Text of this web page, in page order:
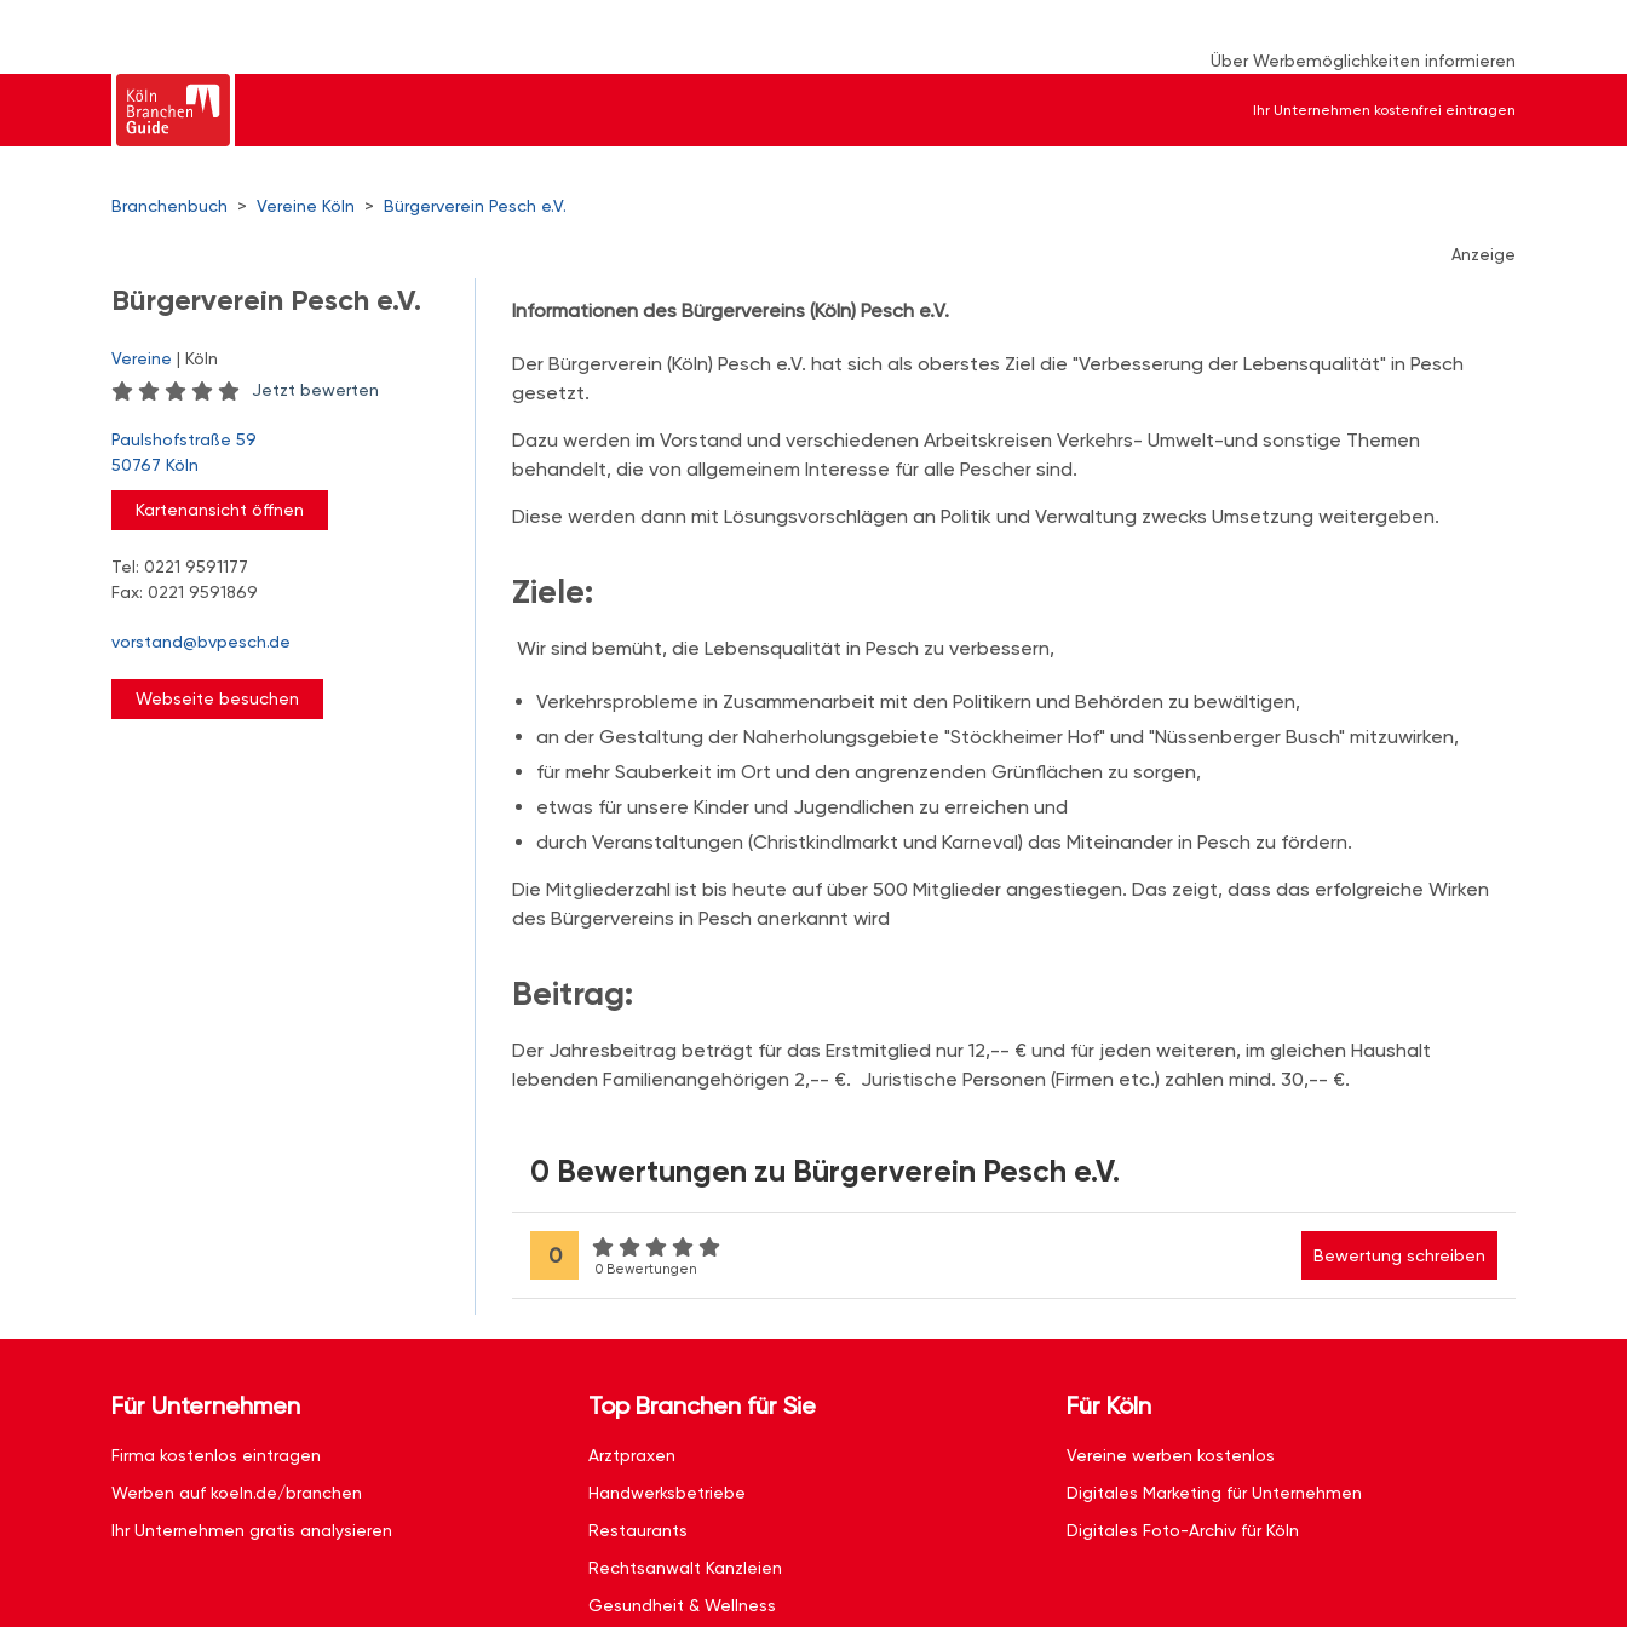
Über Werbemöglichkeiten informieren
Ihr Unternehmen kostenfrei eintragen
Branchenbuch > Vereine Köln > Bürgerverein Pesch e.V.
Anzeige
Bürgerverein Pesch e.V.
Vereine | Köln
Jetzt bewerten
Paulshofstraße 59
50767 Köln
Kartenansicht öffnen
Tel: 0221 9591177
Fax: 0221 9591869
vorstand@bvpesch.de
Webseite besuchen
Informationen des Bürgervereins (Köln) Pesch e.V.
Der Bürgerverein (Köln) Pesch e.V. hat sich als oberstes Ziel die "Verbesserung der Lebensqualität" in Pesch
gesetzt.
Dazu werden im Vorstand und verschiedenen Arbeitskreisen Verkehrs- Umwelt-und sonstige Themen
behandelt, die von allgemeinem Interesse für alle Pescher sind.
Diese werden dann mit Lösungsvorschlägen an Politik und Verwaltung zwecks Umsetzung weitergeben.
Ziele:
Wir sind bemüht, die Lebensqualität in Pesch zu verbessern,
Verkehrsprobleme in Zusammenarbeit mit den Politikern und Behörden zu bewältigen,
an der Gestaltung der Naherholungsgebiete "Stöckheimer Hof" und "Nüssenberger Busch" mitzuwirken,
für mehr Sauberkeit im Ort und den angrenzenden Grünflächen zu sorgen,
etwas für unsere Kinder und Jugendlichen zu erreichen und
durch Veranstaltungen (Christkindlmarkt und Karneval) das Miteinander in Pesch zu fördern.
Die Mitgliederzahl ist bis heute auf über 500 Mitglieder angestiegen. Das zeigt, dass das erfolgreiche Wirken
des Bürgervereins in Pesch anerkannt wird
Beitrag:
Der Jahresbeitrag beträgt für das Erstmitglied nur 12,-- € und für jeden weiteren, im gleichen Haushalt
lebenden Familienangehörigen 2,-- €. Juristische Personen (Firmen etc.) zahlen mind. 30,-- €.
0 Bewertungen zu Bürgerverein Pesch e.V.
0
0 Bewertungen
Bewertung schreiben
Für Unternehmen
Firma kostenlos eintragen
Werben auf koeln.de/branchen
Ihr Unternehmen gratis analysieren
Top Branchen für Sie
Arztpraxen
Handwerksbetriebe
Restaurants
Rechtsanwalt Kanzleien
Gesundheit & Wellness
Für Köln
Vereine werben kostenlos
Digitales Marketing für Unternehmen
Digitales Foto-Archiv für Köln